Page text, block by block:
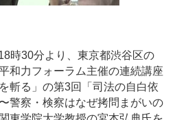
時30分より、東京都渋谷区の
和力フォーラム主催の連続講座
斬る」の第3回「司法の自白依
警察・検察はなぜ拷問まがいの